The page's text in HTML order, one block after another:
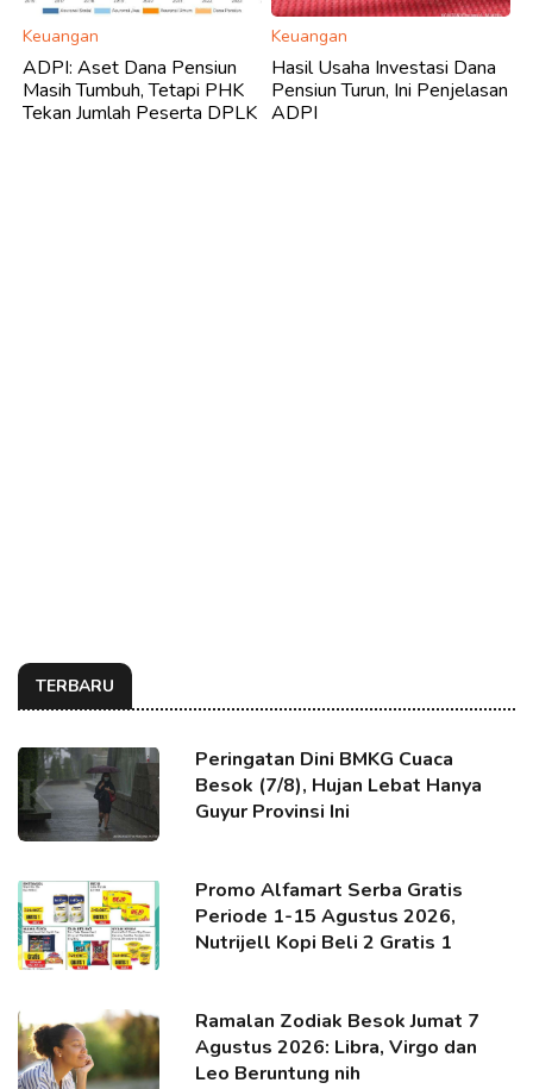
Keuangan
ADPI: Aset Dana Pensiun
Masih Tumbuh, Tetapi PHK
Tekan Jumlah Peserta DPLK
Keuangan
Hasil Usaha Investasi Dana
Pensiun Turun, Ini Penjelasan
ADPI
TERBARU
Peringatan Dini BMKG Cuaca
Besok (7/8), Hujan Lebat Hanya
Guyur Provinsi Ini
Promo Alfamart Serba Gratis
Periode 1-15 Agustus 2026,
Nutrijell Kopi Beli 2 Gratis 1
Ramalan Zodiak Besok Jumat 7
Agustus 2026: Libra, Virgo dan
Leo Beruntung nih